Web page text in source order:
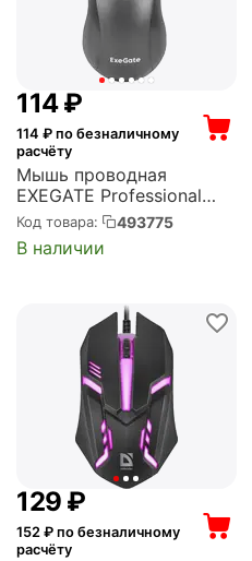
‍114‍₽
114 ₽ по безналичному
расчёту
Мышь проводная
EXEGATE Professional
Standard B100L USB,
1000 dpi, оптическая,
чёрная (EX298196RUS)
Код товара: 493775
В наличии
‍129‍ ₽
152 ₽ по безналичному
расчёту